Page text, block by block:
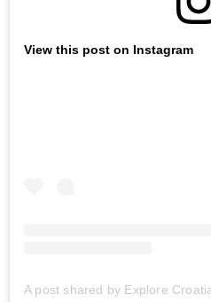
View this post on Instagram